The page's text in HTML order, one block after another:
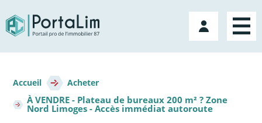
directement
au
contenu
Mon
compte
d'Ariane
Accueil Acheter
À VENDRE - Plateau de bureaux 200 m² ? Zone
Nord Limoges - Accès immédiat autoroute